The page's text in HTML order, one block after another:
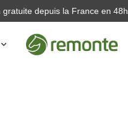
gratuite depuis la France en 48h